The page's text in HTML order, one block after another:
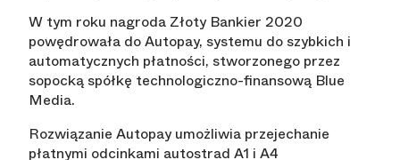
W tym roku nagroda Złoty Bankier 2020
powędrowała do Autopay, systemu do szybkich i
automatycznych płatności, stworzonego przez
sopocką spółkę technologiczno-finansową Blue
Media.
Rozwiązanie Autopay umożliwia przejechanie
płatnymi odcinkami autostrad A1 i A4